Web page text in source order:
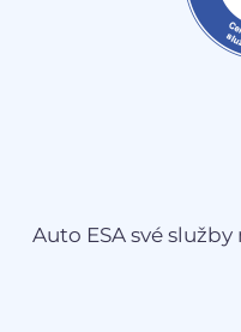
Auto ESA své